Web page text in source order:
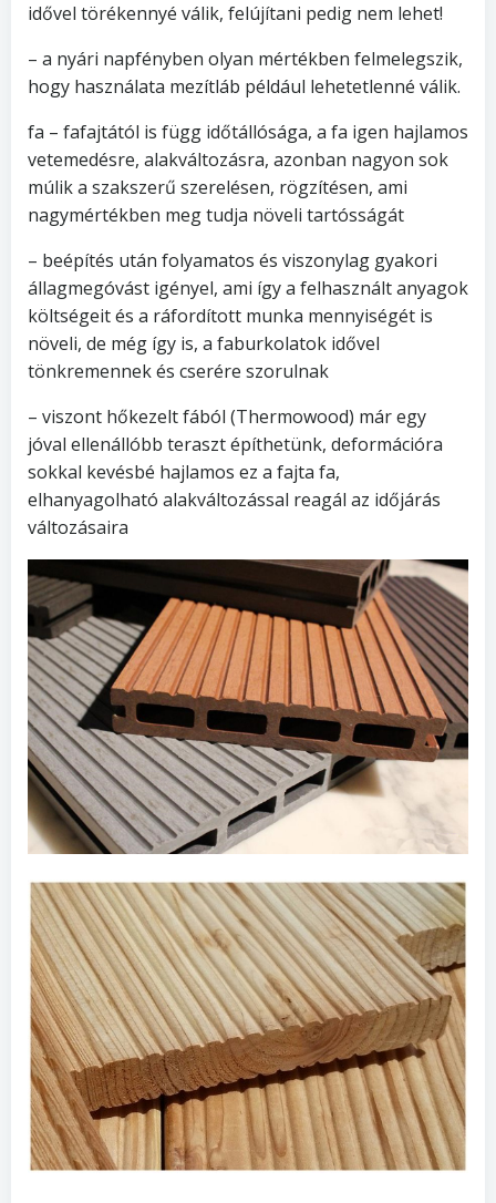
idővel törékennyé válik, felújítani pedig nem lehet!
– a nyári napfényben olyan mértékben felmelegszik,
hogy használata mezítláb például lehetetlenné válik.
fa – fafajtától is függ időtállósága, a fa igen hajlamos
vetemedésre, alakváltozásra, azonban nagyon sok
múlik a szakszerű szerelésen, rögzítésen, ami
nagymértékben meg tudja növeli tartósságát
– beépítés után folyamatos és viszonylag gyakori
állagmegóvást igényel, ami így a felhasznált anyagok
költségeit és a ráfordított munka mennyiségét is
növeli, de még így is, a faburkolatok idővel
tönkremennek és cserére szorulnak
– viszont hőkezelt fából (Thermowood) már egy
jóval ellenállóbb teraszt építhetünk, deformációra
sokkal kevésbé hajlamos ez a fajta fa,
elhanyagolható alakváltozással reagál az időjárás
változásaira